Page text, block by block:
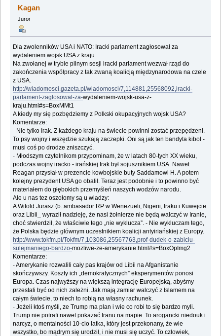
Kagan
Juror
Dla zwolenników USA i NATO: Iracki parlament zagłosował za
wydaleniem wojsk USA z kraju
Na zwołanej w trybie pilnym sesji iracki parlament wezwał rząd do
zakończenia współpracy z ‎tak zwaną koalicją międzynarodowa na czele
z USA.‎
http://wiadomosci.gazeta.pl/wiadomosci/7,114881,25568092,iracki-
parlament-zaglosowal-za-‎wydaleniem-wojsk-usa-z-
kraju.html#s=BoxMMt1‎
A kiedy my się pozbędziemy z Polkski okupacyjnych wojsk USA?‎
Komentarze:‎
‎- Nie tylko Irak. Z każdego kraju na świecie powinni zostać przepędzeni.
To psy wojny i ‎wszędzie szukają zaczepki. Oni są jak ten bandyta kibol -
musi coś po drodze zniszczyć.‎
‎- Młodszym czytelnikom przypominam, że w latach 80-tych XX wieku,
podczas wojny iracko - ‎irańskiej Irak był sojusznikiem USA. Nawet
Reagan przysłał w prezencie kowbojskie buty ‎Saddamowi H. A potem
kolejny prezydent USA go obalił. Teraz jest podobnie i to powinno być
‎materiałem do głębokich przemyśleń naszych wodzów narodu.‎
Ale u nas tez oszołomy są u wladzy:‎
A Witold Jurasz (b. ambasador RP w Wenezueli, Nigerii, Iraku i Kuwejcie
oraz Libii_ wyraził ‎nadzieję, że nasi żołnierze nie będą walczyć w Iranie,
choć stwierdził, że właściwie tego „nie ‎wyklucza”. - Nie wykluczam tego,
że Polska będzie głównym uczestnikiem koalicji ‎antyiriańskiej z Europy. ‎
http://www.tokfm.pl/Tokfm/7,103086,25567763,prof-dudek-o-zabiciu-
sulejmaniego-bardzo-‎mozliwe-ze-amerykanie.html#s=BoxOpImg2‎
Komentarze:‎
‎- Amerykanie rozwalili cały pas krajów od Libii na Afganistanie
skończywszy. Koszty ich ‎‎„demokratycznych” eksperymentów ponosi
Europa. Czas najwyższy na większą integrację ‎Europejską, abyśmy
przestali być od nich zależni. Jak mają zamiar walczyć z Islamem na
całym ‎świecie, to niech to robią na własny rachunek.‎
‎- Jeżeli ktoś myśli, ze Trump ma plan i wie co robi to się bardzo myli.
Trump nie potrafi nawet ‎pokazać Iranu na mapie. To arogancki niedouk i
narcyz, o mentalności 10-cio latka, który jest ‎przekonany, że wie
wszystko, bo mądrym się urodził, i nie musi się uczyć. To człowiek,